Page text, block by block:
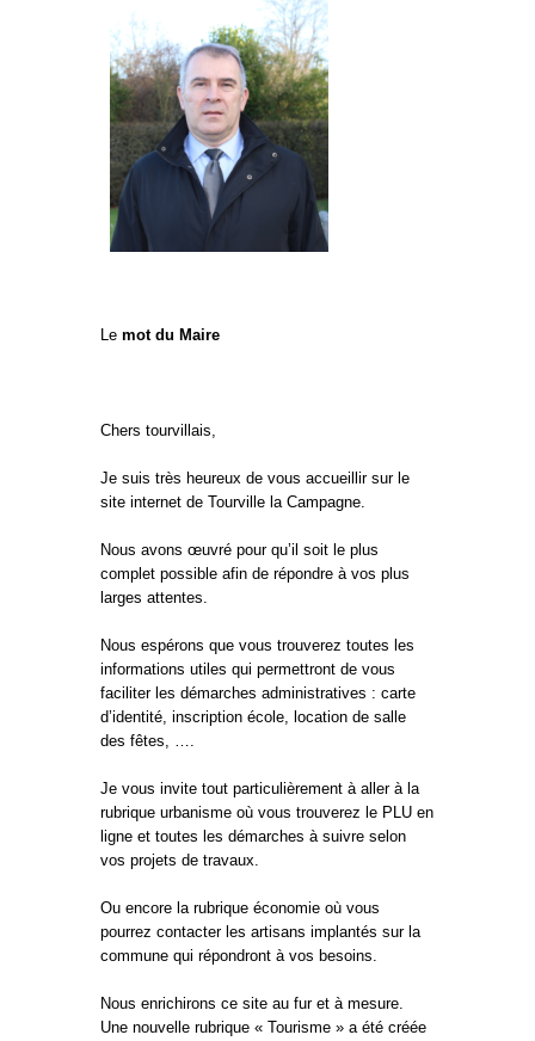
Le mot du Maire
Chers tourvillais,
Je suis très heureux de vous accueillir sur le
site internet de Tourville la Campagne.
Nous avons œuvré pour qu’il soit le plus
complet possible afin de répondre à vos plus
larges attentes.
Nous espérons que vous trouverez toutes les
informations utiles qui permettront de vous
faciliter les démarches administratives : carte
d’identité, inscription école, location de salle
des fêtes, ….
Je vous invite tout particulièrement à aller à la
rubrique urbanisme où vous trouverez le PLU en
ligne et toutes les démarches à suivre selon
vos projets de travaux.
Ou encore la rubrique économie où vous
pourrez contacter les artisans implantés sur la
commune qui répondront à vos besoins.
Nous enrichirons ce site au fur et à mesure.
Une nouvelle rubrique « Tourisme » a été créée